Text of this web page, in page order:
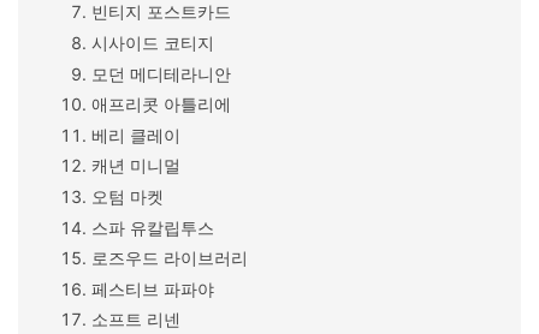
빈티지 포스트카드
시사이드 코티지
모던 메디테라니안
애프리콧 아틀리에
베리 클레이
캐년 미니멀
오텀 마켓
스파 유칼립투스
로즈우드 라이브러리
페스티브 파파야
소프트 리넨